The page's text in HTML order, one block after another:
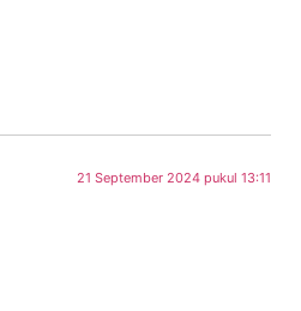
21 September 2024 pukul 13:11